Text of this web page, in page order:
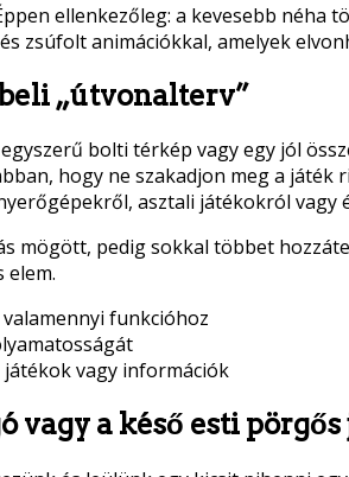
ellenkezőleg: a kevesebb
zsúfolt animációkkal, amelyek
„útvonalterv”
bolti térkép vagy egy jól
hogy ne szakadjon meg a
asztali játékokról vagy
mögött, pedig sokkal többet
elem.
funkcióhoz
vagy információk
a késő esti